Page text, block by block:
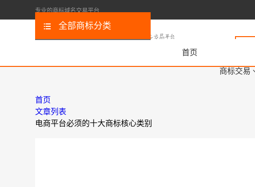
专业的商标域名交易平台
首页
商标交易
全部商标分类
首页
文章列表
电商平台必须的十大商标核心类别